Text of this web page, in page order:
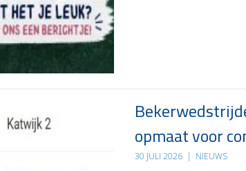
opmaat voor
30 JULI 2026 | NIEUWS